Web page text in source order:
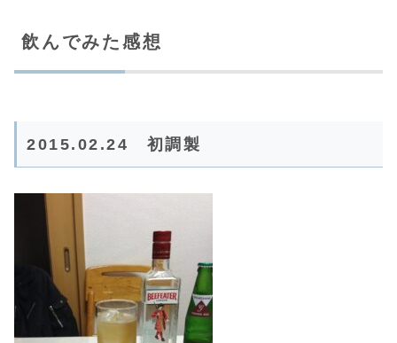
飲んでみた感想
2015.02.24 初調製